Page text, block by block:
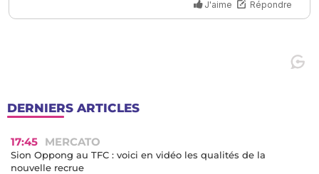
DERNIERS ARTICLES
17:45 MERCATO
Sion Oppong au TFC : voici en vidéo les qualités de la
nouvelle recrue